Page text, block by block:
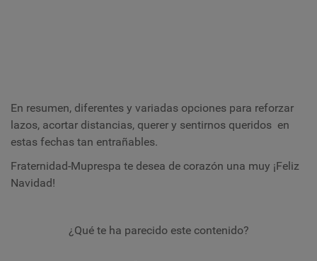
En resumen, diferentes y variadas opciones para reforzar
lazos, acortar distancias, querer y sentirnos queridos en
estas fechas tan entrañables.
Fraternidad-Muprespa te desea de corazón una muy ¡Feliz
Navidad!
¿Qué te ha parecido este contenido?